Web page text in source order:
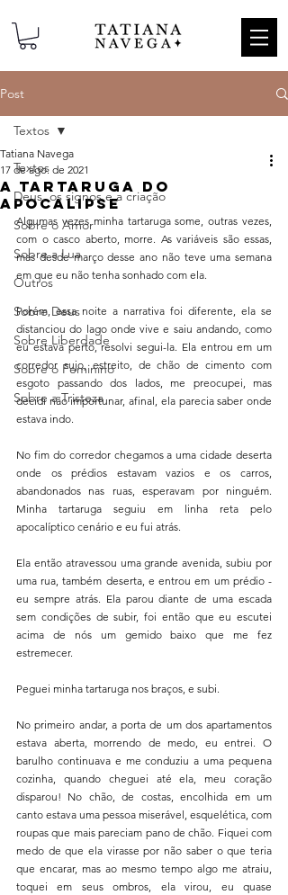
Post
Textos
Deus, os signos e a criação
Sobre o Amor
Sobre a Lua
Outros
Sobre Deus
Sobre Liberdade
Sobre o Feminino
Sobre a Tristeza
Textos
A tartaruga do
apocalipse
Tatiana Navega
17 de ago. de 2021
Algumas vezes minha tartaruga some, outras vezes,
com o casco aberto, morre. As variáveis são essas,
mas desde março desse ano não teve uma semana
em que eu não tenha sonhado com ela.
Porém, essa noite a narrativa foi diferente, ela se
distanciou do lago onde vive e saiu andando, como
eu estava perto, resolvi segui-la. Ela entrou em um
corredor sujo, estreito, de chão de cimento com
esgoto passando dos lados, me preocupei, mas
decidi não importunar, afinal, ela parecia saber onde
estava indo.
No fim do corredor chegamos a uma cidade deserta
onde os prédios estavam vazios e os carros,
abandonados nas ruas, esperavam por ninguém.
Minha tartaruga seguiu em linha reta pelo
apocalíptico cenário e eu fui atrás.
Ela então atravessou uma grande avenida, subiu por
uma rua, também deserta, e entrou em um prédio -
eu sempre atrás. Ela parou diante de uma escada
sem condições de subir, foi então que eu escutei
acima de nós um gemido baixo que me fez
estremecer.
Peguei minha tartaruga nos braços, e subi.
No primeiro andar, a porta de um dos apartamentos
estava aberta, morrendo de medo, eu entrei. O
barulho continuava e me conduziu a uma pequena
cozinha, quando cheguei até ela, meu coração
disparou! No chão, de costas, encolhida em um
canto estava uma pessoa miserável, esquelética, com
roupas que mais pareciam pano de chão. Fiquei com
medo de que ela virasse por não saber o que teria
que encarar, mas ao mesmo tempo algo me atraiu,
toquei em seus ombros, ela virou, eu quase